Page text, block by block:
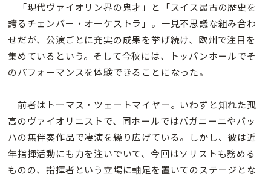
「現代ヴァイオリン界の鬼才」と「スイス最古の歴史を
誇るチェンバー・オーケストラ」。一見不思議な組み合わ
せだが、公演ごとに充実の成果を挙げ続け、欧州で注目を
集めているという。そして今秋には、トッパンホールでそ
のパフォーマンスを体験できることになった。
前者はトーマス・ツェートマイヤー。いわずと知れた孤
高のヴァイオリニストで、同ホールではパガニーニやバッ
ハの無伴奏作品で凄演を繰り広げている。しかし、彼は近
年指揮活動にも力を注いでいて、今回はソリストも務める
ものの、指揮者という立場に軸足を置いてのステージとな